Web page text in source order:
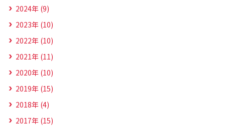
2024年 (9)
2023年 (10)
2022年 (10)
2021年 (11)
2020年 (10)
2019年 (15)
2018年 (4)
2017年 (15)